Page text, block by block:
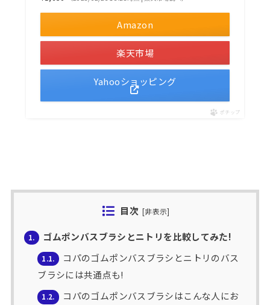
Amazon
楽天市場
Yahooショッピング
ポチップ
目次 [非表示]
1. ゴムポンバスブラシとニトリを比較してみた!
1.1.
コパのゴムポンバスブラシとニトリのバス
ブラシには共通点も!
1.2.
コパのゴムポンバスブラシはこんな人にお